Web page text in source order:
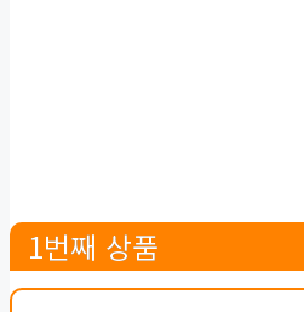
1번째 상품